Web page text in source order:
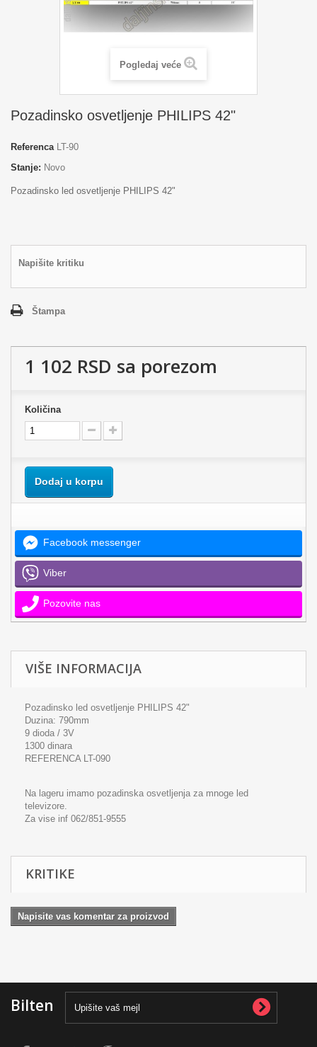
Pogledaj veće
Pozadinsko osvetljenje PHILIPS 42"
Referenca LT-90
Stanje: Novo
Pozadinsko led osvetljenje PHILIPS 42"
Napišite kritiku
Štampa
1 102 RSD sa porezom
Količina
Dodaj u korpu
Facebook messenger
Viber
Pozovite nas
VIŠE INFORMACIJA
Pozadinsko led osvetljenje PHILIPS 42"
Duzina: 790mm
9 dioda / 3V
1300 dinara
REFERENCA LT-090
Na lageru imamo pozadinska osvetljenja za mnoge led
televizore.
Za vise inf 062/851-9555
KRITIKE
Napisite vas komentar za proizvod
Bilten